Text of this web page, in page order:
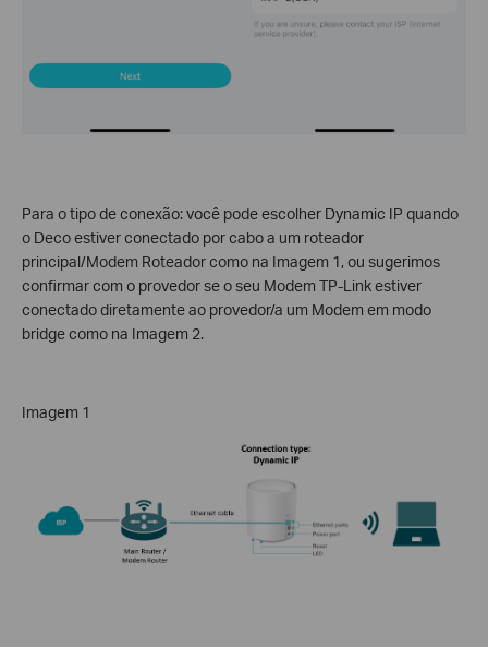
Para o tipo de conexão: você pode escolher Dynamic IP quando
o Deco estiver conectado por cabo a um roteador
principal/Modem Roteador como na Imagem 1, ou sugerimos
confirmar com o provedor se o seu Modem TP-Link estiver
conectado diretamente ao provedor/a um Modem em modo
bridge como na Imagem 2.
Imagem 1